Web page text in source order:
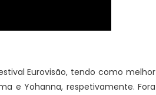
Eurovisão, tendo como melhor
e Yohanna, respetivamente. Fora